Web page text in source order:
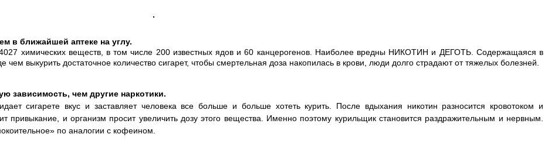
в ближайшей аптеке на углу.
4027 химических веществ, в том числе 200 известных ядов и 60 канцерогенов. Наиболее вредны НИКОТИН и ДЕГОТЬ. Содержащаяся в
выкурить достаточное количество сигарет, чтобы смертельная доза накопилась в крови, люди долго страдают от тяжелых болезней.
зависимость, чем другие наркотики.
сигарете вкус и заставляет человека все больше и больше хотеть курить. После вдыхания никотин разносится кровотоком и
привыкание, и организм просит увеличить дозу этого вещества. Именно поэтому курильщик становится раздражительным и нервным.
по аналогии с кофеином.